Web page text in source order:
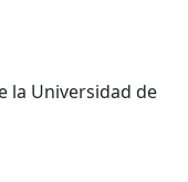
la Universidad de